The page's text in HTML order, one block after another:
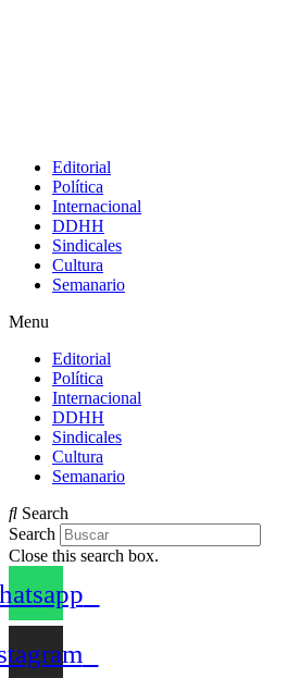
Editorial
Política
Internacional
DDHH
Sindicales
Cultura
Semanario
Menu
Editorial
Política
Internacional
DDHH
Sindicales
Cultura
Semanario
Search
Search
Close this search box.